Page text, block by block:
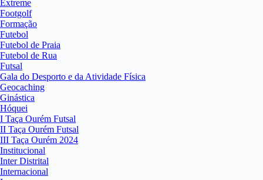
Extreme
Footgolf
Formação
Futebol
Futebol de Praia
Futebol de Rua
Futsal
Gala do Desporto e da Atividade Física
Geocaching
Ginástica
Hóquei
I Taça Ourém Futsal
II Taça Ourém Futsal
III Taça Ourém 2024
Institucional
Inter Distrital
Internacional